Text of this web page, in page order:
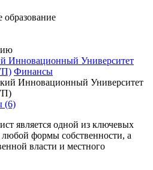
образование
Инновационный Университет
Финансы
(6)
является одной из ключевых
формы собственности, а
власти и местного